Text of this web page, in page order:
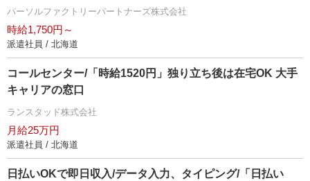
パーソルファクトリーパートナーズ株式会社
時給1,750円～
派遣社員 / 北海道
コールセンター/「時給1520円」独り立ち後は在宅OK 大手
キャリアの窓口
ランスタッド株式会社
月給25万円
派遣社員 / 北海道
日払いOKで即日収入/データ入力、タイピング/「日払い